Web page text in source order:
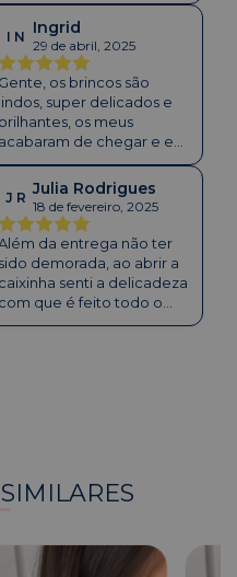
I N Ingrid
29 de abril, 2025
Gente, os brincos são
lindos, super delicados e
brilhantes, os meus
acabaram de chegar e eu
além de que a
caixinha vem bem
cheirosa e bem
embalado, obrigada YSY!!!
Bjss de luz
J R Julia Rodrigues
18 de fevereiro, 2025
da entrega não ter
sido demorada, ao abrir a
caixinha senti a delicadeza
com que é feito todo o
As joias são lindas